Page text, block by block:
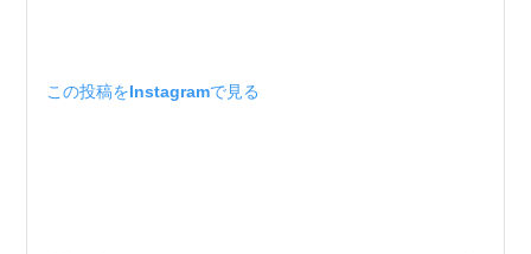
この投稿をInstagramで見る